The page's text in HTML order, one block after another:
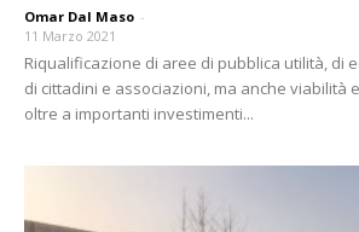
Omar Dal Maso -
11 Marzo 2021
Riqualificazione di aree di pubblica utilità, di
di cittadini e associazioni, ma anche viabilità
oltre a importanti investimenti...